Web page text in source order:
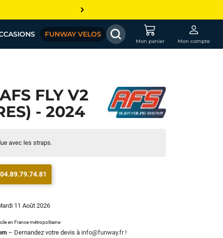
FUNWAY VELOS
Mon panier Mon compte
FLY V2
- 2024
avec les straps.
04.89.79.74.81
11 Août 2026
en France métropolitaine
– Demandez votre devis à info@funway.fr!